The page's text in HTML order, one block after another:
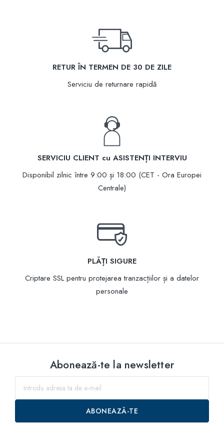
RETUR ÎN TERMEN DE 30 DE ZILE
Serviciu de returnare rapidă
SERVICIU CLIENT cu ASISTENȚI INTERVIU
Disponibil zilnic între 9:00 și 18:00 (CET - Ora Europei
Centrale)
PLĂȚI SIGURE
Criptare SSL pentru protejarea tranzacțiilor și a datelor
personale
Abonează-te la newsletter
ABONEAZĂ-TE